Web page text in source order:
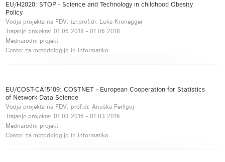
EU/H2020: STOP - Science and Technology in childhood Obesity
Policy
Vodja projekta na FDV: izr.prof.dr. Luka Kronegger
Trajanje projekta:01.06.2018 -01.06.2018
Mednarodni projekt
Center za metodologijo in informatiko
EU/COST-CA15109: COSTNET - European Cooperation for Statistics
of Network Data Science
Vodja projekta na FDV: prof.dr. Anuška Ferligoj
Trajanje projekta:01.03.2016 -01.03.2016
Mednarodni projekt
Center za metodologijo in informatiko